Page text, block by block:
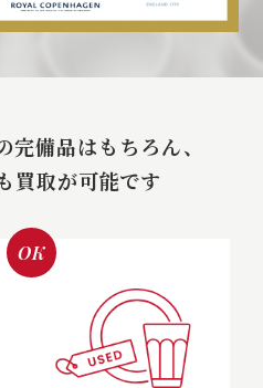
備品はもちろん、
買取が可能です
OK